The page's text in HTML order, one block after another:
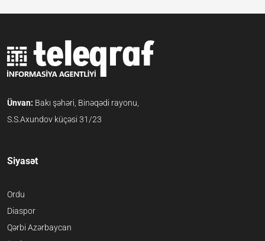
Ünvan: Bakı şəhəri, Binəqədi rayonu,
S.S.Axundov küçəsi 31/23
Siyasət
Ordu
Diaspor
Qərbi Azərbaycan